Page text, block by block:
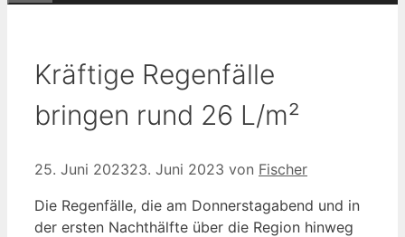
Kräftige Regenfälle
bringen rund 26 L/m²
25. Juni 202323. Juni 2023 von Fischer
Die Regenfälle, die am Donnerstagabend und in
der ersten Nachthälfte über die Region hinweg